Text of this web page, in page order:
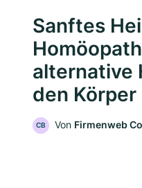
Sanftes
alternative
den
CB Von Firmenweb